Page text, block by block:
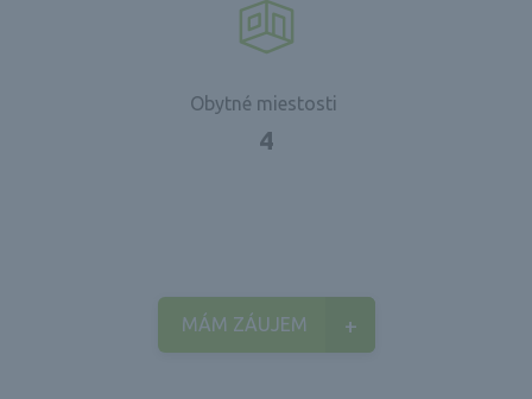
Obytné miestosti
4
MÁM ZÁUJEM